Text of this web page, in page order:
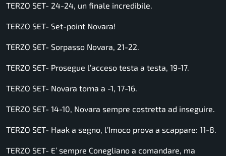
TERZO SET- 24-24, un finale incredibile.
TERZO SET- Set-point Novara!
TERZO SET- Sorpasso Novara, 21-22.
TERZO SET- Prosegue l’acceso testa a testa, 19-17.
TERZO SET- Novara torna a -1, 17-16.
TERZO SET- 14-10, Novara sempre costretta ad inseguire.
TERZO SET- Haak a segno, l’Imoco prova a scappare: 11-8.
TERZO SET- E’ sempre Conegliano a comandare, ma